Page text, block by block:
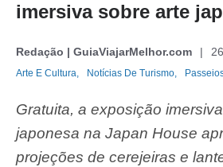
imersiva sobre arte
Redação | GuiaViajarMelhor.com
Arte E Cultura, Notícias De Turismo,
Gratuita, a exposição
japonesa na Japan House
projeções de cerejeiras e